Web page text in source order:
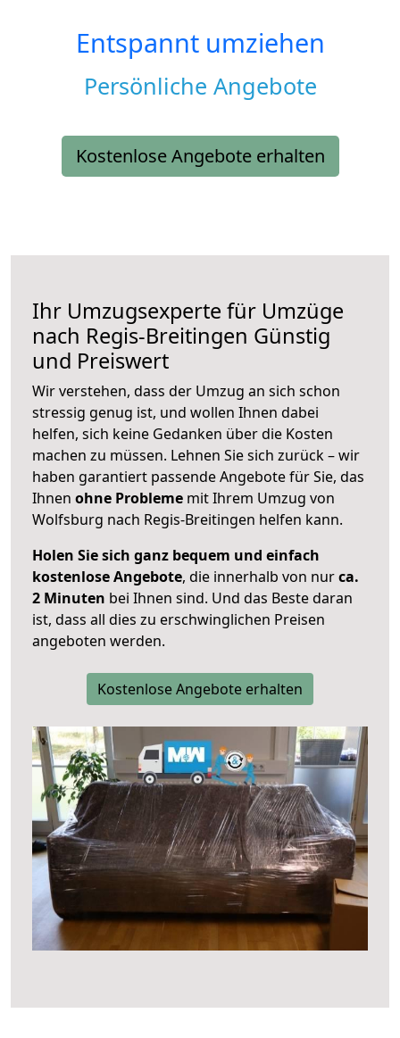
Entspannt umziehen
Persönliche Angebote
Kostenlose Angebote erhalten
Ihr Umzugsexperte für Umzüge
nach Regis-Breitingen Günstig
und Preiswert
Wir verstehen, dass der Umzug an sich schon
stressig genug ist, und wollen Ihnen dabei
helfen, sich keine Gedanken über die Kosten
machen zu müssen. Lehnen Sie sich zurück – wir
haben garantiert passende Angebote für Sie, das
Ihnen ohne Probleme mit Ihrem Umzug von
Wolfsburg nach Regis-Breitingen helfen kann.
Holen Sie sich ganz bequem und einfach
kostenlose Angebote, die innerhalb von nurca.
2 Minuten bei Ihnen sind. Und das Beste daran
ist, dass all dies zu erschwinglichen Preisen
angeboten werden.
Kostenlose Angebote erhalten